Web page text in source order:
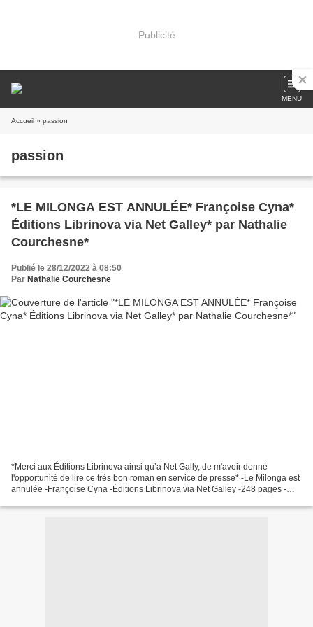
Publicité
MENU
Accueil » passion
passion
*LE MILONGA EST ANNULÉE* Françoise Cyna*
Éditions Librinova via Net Galley* par Nathalie
Courchesne*
Publié le 28/12/2022 à 08:50
Par Nathalie Courchesne
*Merci aux Éditions Librinova ainsi qu’à Net Gally, de m'avoir donné
l'opportunité de lire ce très bon roman en service de presse* -Le Milonga est
annulée -Françoise Cyna -Éditions Librinova via Net Galley -248 pages -